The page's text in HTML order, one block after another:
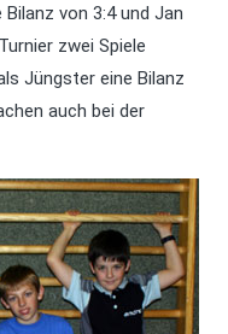
von 3:4 und Jan
zwei Spiele
Jüngster eine Bilanz
auch bei der